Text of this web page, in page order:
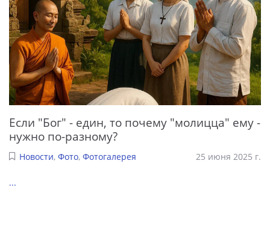
Если "Бог" - един, то почему "молицца" ему -
нужно по-разному?
Новости, Фото, Фотогалерея 25 июня 2025 г.
...